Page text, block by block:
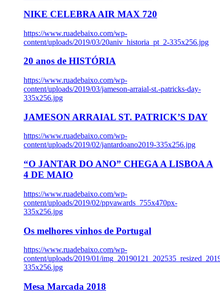
NIKE CELEBRA AIR MAX 720
https://www.ruadebaixo.com/wp-
content/uploads/2019/03/20aniv_historia_pt_2-335x256.jpg
20 anos de HISTÓRIA
https://www.ruadebaixo.com/wp-
content/uploads/2019/03/jameson-arraial-st.-patricks-day-
335x256.jpg
JAMESON ARRAIAL ST. PATRICK’S DAY
https://www.ruadebaixo.com/wp-
content/uploads/2019/02/jantardoano2019-335x256.jpg
“O JANTAR DO ANO” CHEGA A LISBOA A
4 DE MAIO
https://www.ruadebaixo.com/wp-
content/uploads/2019/02/ppvawards_755x470px-
335x256.jpg
Os melhores vinhos de Portugal
https://www.ruadebaixo.com/wp-
content/uploads/2019/01/
335x256.jpg
Mesa Marcada 2018